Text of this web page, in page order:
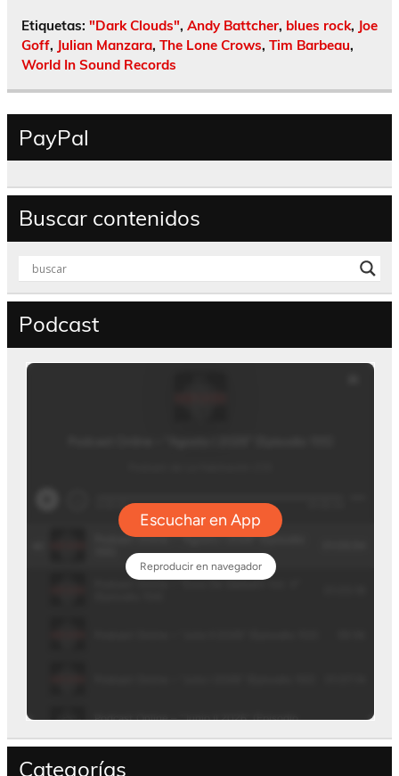
Etiquetas: "Dark Clouds", Andy Battcher, blues rock, Joe
Goff, Julian Manzara, The Lone Crows, Tim Barbeau,
World In Sound Records
PayPal
Buscar contenidos
Podcast
Categorías